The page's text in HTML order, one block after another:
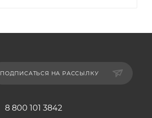
ПОДПИСАТЬСЯ НА РАССЫЛКУ
8 800 101 3842